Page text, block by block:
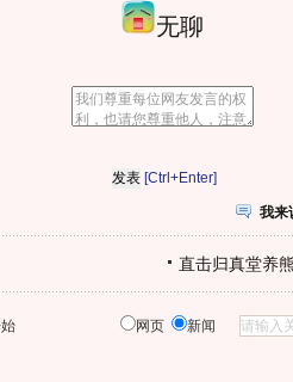
无聊
[Ctrl+Enter]
我来
直击归真堂养
网页 新闻